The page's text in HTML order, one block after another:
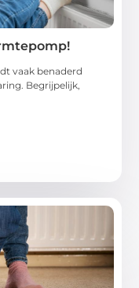
vaak benaderd
Begrijpelijk,